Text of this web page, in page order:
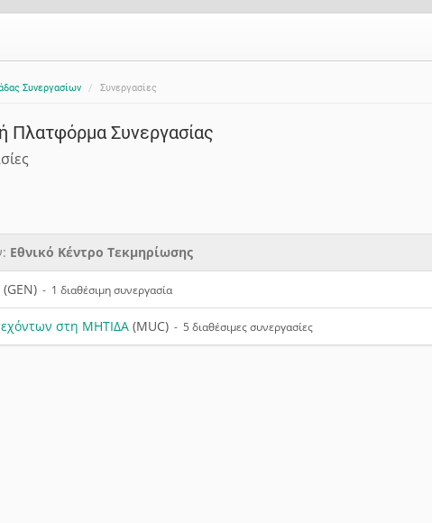
Συνεργασίων Συνεργασίες
Πλατφόρμα Συνεργασίας
Εθνικό Κέντρο Τεκμηρίωσης
(GEN) - 1 διαθέσιμη συνεργασία
στη ΜΗΤΙΔΑ (MUC) - 5 διαθέσιμες συνεργασίες